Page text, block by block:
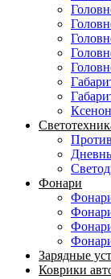
Фонари
Зарядные
Коврики